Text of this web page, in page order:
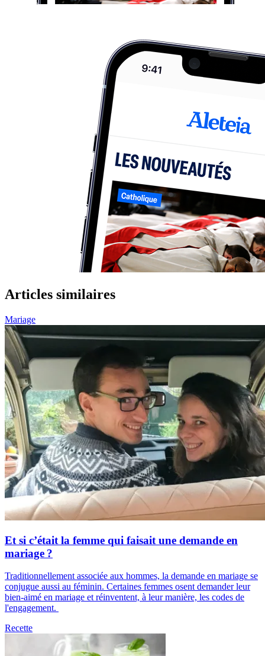
Articles similaires
Mariage
Et si c’était la femme qui faisait une demande en
mariage ?
Traditionnellement associée aux hommes, la demande en mariage se
conjugue aussi au féminin. Certaines femmes osent demander leur
bien-aimé en mariage et réinventent, à leur manière, les codes de
l'engagement.
Recette